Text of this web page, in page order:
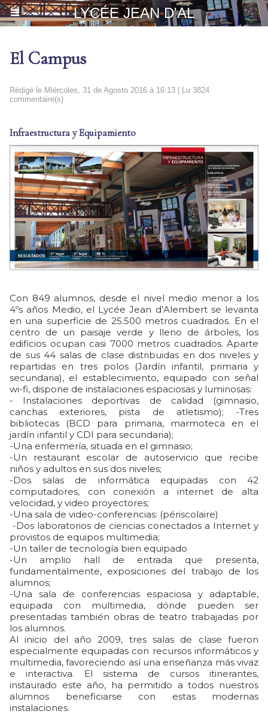
LYCÉE JEAN D'AL
El Campus
Rédigé le Miércoles, 31 de Agosto 2016 à 16:13 | Lu 3824
commentaire(s)
Infraestructura y Equipamiento
Con 849 alumnos, desde el nivel medio menor a los
4ºs años Medio, el Lycée Jean d’Alembert se levanta
en una superficie de 25.500 metros cuadrados. En el
centro de un paisaje verde y lleno de árboles, los
edificios ocupan casi 7000 metros cuadrados. Aparte
de sus 44 salas de clase distribuidas en dos niveles y
repartidas en tres polos (Jardín infantil, primaria y
secundaria), el establecimiento, equipado con señal
wi-fi, dispone de instalaciones espaciosas y luminosas:
- Instalaciones deportivas de calidad (gimnasio,
canchas exteriores, pista de atletismo); -Tres
bibliotecas (BCD para primaria, marmoteca en el
jardín infantil y CDI para secundaria);
-Una enfermería, situada en el gimnasio;
-Un restaurant escolar de autoservicio que recibe
niños y adultos en sus dos niveles;
-Dos salas de informática equipadas con 42
computadores, con conexión a internet de alta
velocidad, y video proyectores;
-Una sala de video-conferencias: (périscolaire)
-Dos laboratorios de ciencias conectados a Internet y
provistos de equipos multimedia;
-Un taller de tecnología bien equipado
-Un amplio hall de entrada que presenta,
fundamentalmente, exposiciones del trabajo de los
alumnos;
-Una sala de conferencias espaciosa y adaptable,
equipada con multimedia, dónde pueden ser
presentadas también obras de teatro trabajadas por
los alumnos.
Al inicio del año 2009, tres salas de clase fueron
especialmente equipadas con recursos informáticos y
multimedia, favoreciendo así una enseñanza más vivaz
e interactiva. El sistema de cursos itinerantes,
instaurado este año, ha permitido a todos nuestros
alumnos beneficiarse con estas modernas
instalaciones.